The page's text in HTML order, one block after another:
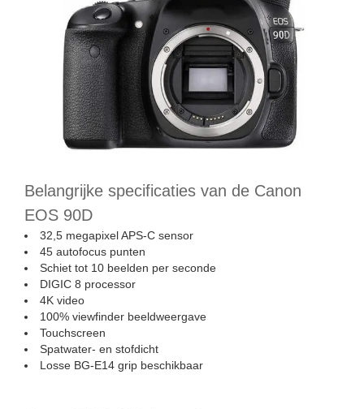
Belangrijke specificaties van de Canon
EOS 90D
32,5 megapixel APS-C sensor
45 autofocus punten
Schiet tot 10 beelden per seconde
DIGIC 8 processor
4K video
100% viewfinder beeldweergave
Touchscreen
Spatwater- en stofdicht
Losse BG-E14 grip beschikbaar